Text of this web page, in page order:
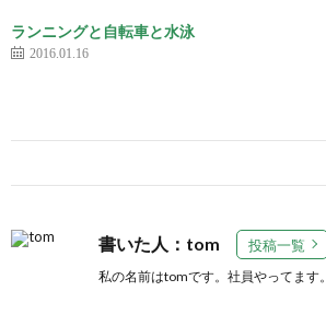
ランニングと自転車と水泳
2016.01.16
書いた人：tom 投稿一覧
私の名前はtomです。社員やってます。